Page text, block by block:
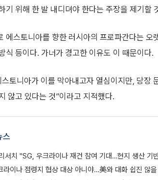
기 위해 한 발 내디뎌야 한다는 주장을 제기할
에스토니아를 향한 러시아의 프로파간다는
식 등이다. 가너가 경고한 이유도 이 때문이다.
스토니아가 이를 막아내고자 열심이지만, 당장
않고 있다는 것”이라고 지적했다.
스
서치 "SG, 우크라이나 재건 참여 기대…현지 생산 기
라이나 점령지 협상 대상 아니야…美와 대화 쉽진 않